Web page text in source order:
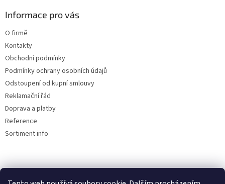
Informace pro vás
O firmě
Kontakty
Obchodní podmínky
Podmínky ochrany osobních údajů
Odstoupení od kupní smlouvy
Reklamační řád
Doprava a platby
Reference
Sortiment info
Reklamační řád